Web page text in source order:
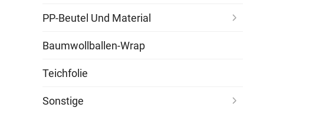
PP-Beutel Und Material
Baumwollballen-Wrap
Teichfolie
Sonstige